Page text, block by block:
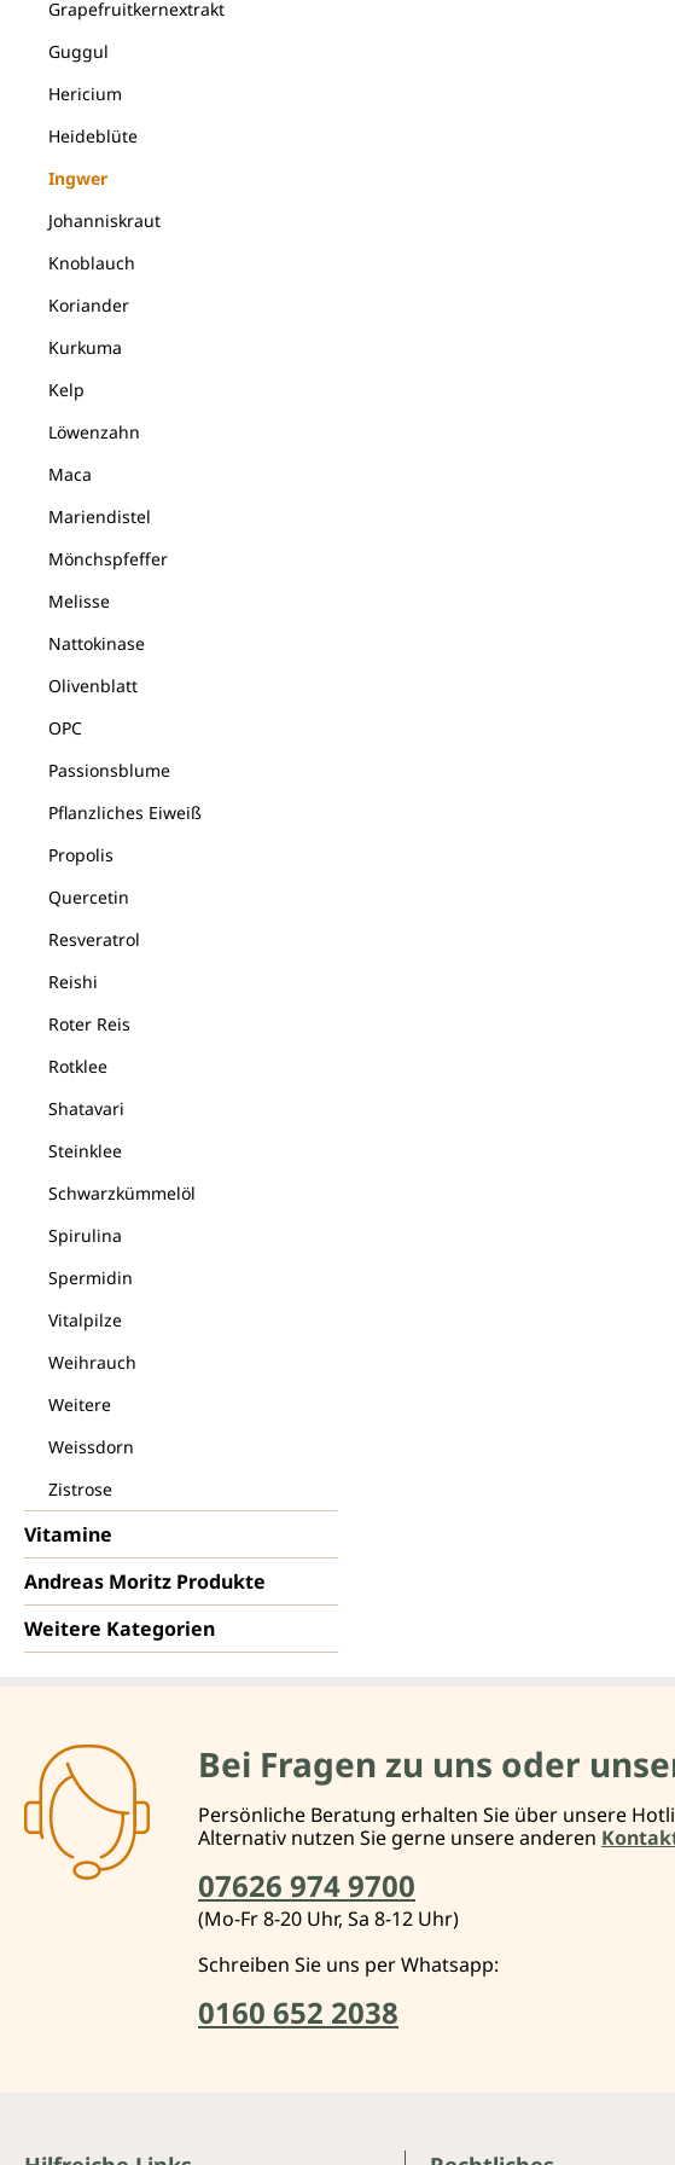
Grapefruitkernextrakt
Guggul
Hericium
Heideblüte
Ingwer
Johanniskraut
Knoblauch
Koriander
Kurkuma
Kelp
Löwenzahn
Maca
Mariendistel
Mönchspfeffer
Melisse
Nattokinase
Olivenblatt
OPC
Passionsblume
Pflanzliches Eiweiß
Propolis
Quercetin
Resveratrol
Reishi
Roter Reis
Rotklee
Shatavari
Steinklee
Schwarzkümmelöl
Spirulina
Spermidin
Vitalpilze
Weihrauch
Weitere
Weissdorn
Zistrose
Vitamine
Andreas Moritz Produkte
Weitere Kategorien
Bei Fragen zu uns oder
Persönliche Beratung erhalten Sie über unsere
Alternativ nutzen Sie gerne unsere anderen
07626 974 9700
(Mo-Fr 8-20 Uhr, Sa 8-12 Uhr)
Schreiben Sie uns per Whatsapp:
0160 652 2038